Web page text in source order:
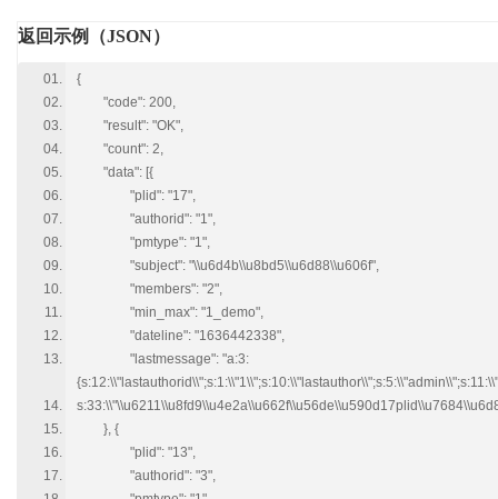
返回示例（JSON）
{
"code": 200,
"result": "OK",
"count": 2,
"data": [{
"plid": "17",
"authorid": "1",
"pmtype": "1",
"subject": "\\u6d4b\\u8bd5\\u6d88\\u606f",
"members": "2",
"min_max": "1_demo",
"dateline": "1636442338",
"lastmessage": "a:3:
}, {
"plid": "13",
"authorid": "3",